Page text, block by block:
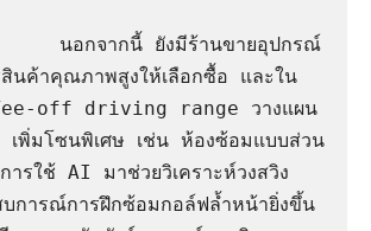
นค้าคุณภาพสูงให้เลือกซื้อ และใน
off driving range วางแผน
เพิ่มโซนพิเศษ เช่น ห้องซ้อมแบบส่วน
ารใช้ AI มาช่วยวิเคราะห์วงสวิง
บการณ์การฝึกซ้อมกอล์ฟล้ำหน้ายิ่งขึ้น